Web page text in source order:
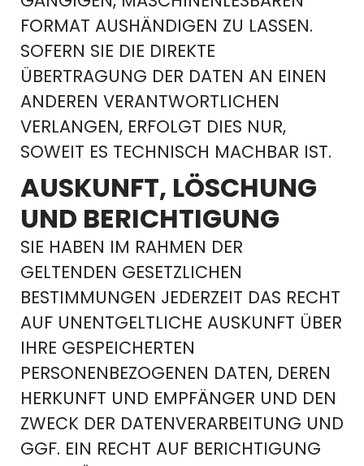
FORMAT AUSHÄNDIGEN ZU LASSEN.
SOFERN SIE DIE DIREKTE
ÜBERTRAGUNG DER DATEN AN EINEN
ANDEREN VERANTWORTLICHEN
VERLANGEN, ERFOLGT DIES NUR,
SOWEIT ES TECHNISCH MACHBAR IST.
AUSKUNFT, LÖSCHUNG
UND BERICHTIGUNG
SIE HABEN IM RAHMEN DER
GELTENDEN GESETZLICHEN
BESTIMMUNGEN JEDERZEIT DAS RECHT
AUF UNENTGELTLICHE AUSKUNFT ÜBER
IHRE GESPEICHERTEN
PERSONENBEZOGENEN DATEN, DEREN
HERKUNFT UND EMPFÄNGER UND DEN
ZWECK DER DATENVERARBEITUNG UND
GGF. EIN RECHT AUF BERICHTIGUNG